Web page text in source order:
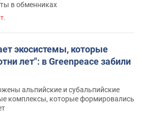
в обменниках
экосистемы, которые
лет": в Greenpeace забили
альпийские и субальпийские
комплексы, которые формировались